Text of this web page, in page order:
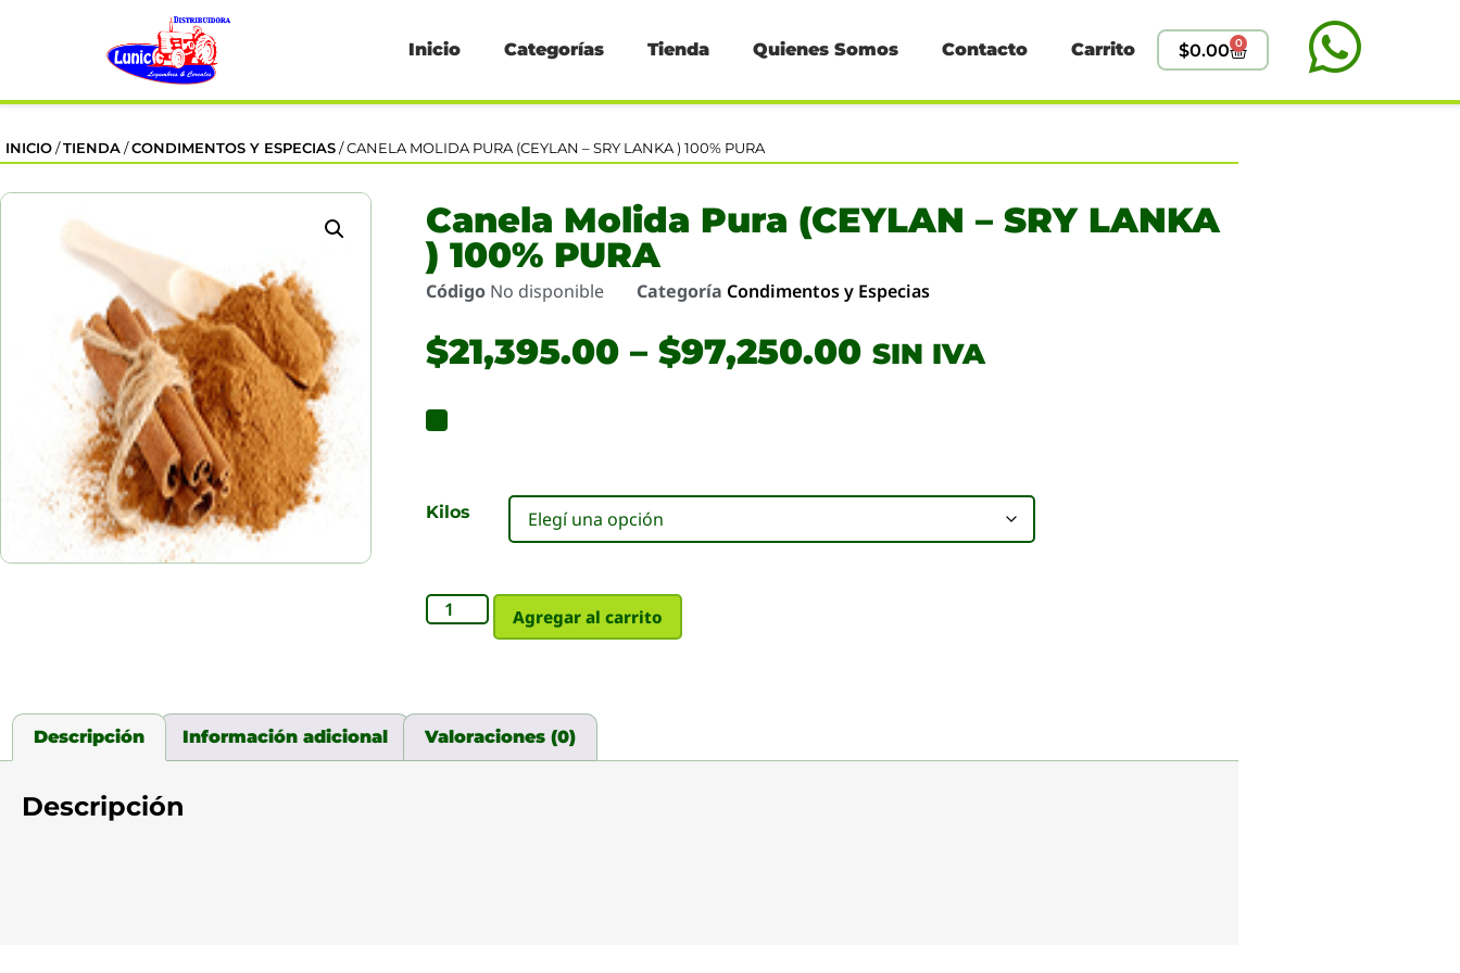
Inicio Categorías Tienda Quienes Somos Contacto Carrito $0.00 0
INICIO /TIENDA /CONDIMENTOS Y ESPECIAS / CANELA MOLIDA PURA (CEYLAN – SRY LANKA ) 100% PURA
Canela Molida Pura (CEYLAN – SRY LANKA
) 100% PURA
Código No disponible Categoría Condimentos y Especias
$21,395.00 – $97,250.00 SIN IVA
Kilos
Agregar al carrito
Descripción Información adicional Valoraciones (0)
Descripción